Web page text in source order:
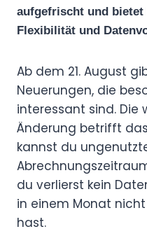
aufgefrischt und bietet
Flexibilität und
Ab dem 21. August
Neuerungen, die
interessant sind. Die
Änderung betrifft
kannst du
du verlierst kein
in einem Monat
hast.